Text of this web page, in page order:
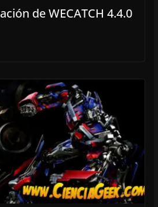
de WECATCH 4.4.0